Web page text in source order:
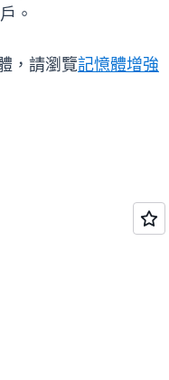
。
，請瀏覽記憶體增強